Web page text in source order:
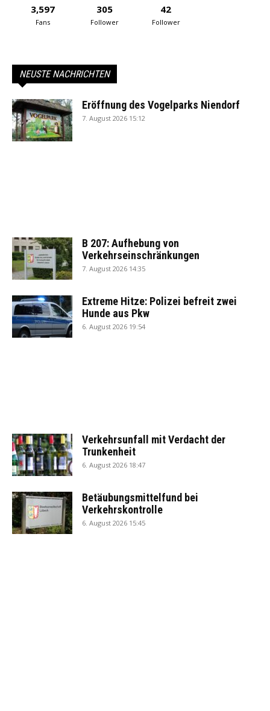
3,597
Fans
305
Follower
42
Follower
NEUSTE NACHRICHTEN
Eröffnung des Vogelparks Niendorf
7. August 2026 15:12
B 207: Aufhebung von
Verkehrseinschränkungen
7. August 2026 14:35
Extreme Hitze: Polizei befreit zwei
Hunde aus Pkw
6. August 2026 19:54
Verkehrsunfall mit Verdacht der
Trunkenheit
6. August 2026 18:47
Betäubungsmittelfund bei
Verkehrskontrolle
6. August 2026 15:45